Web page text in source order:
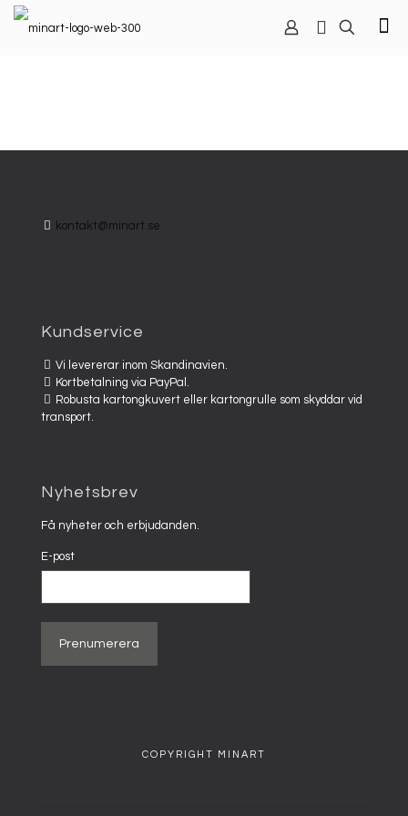
kontakt@minart.se
Kundservice
Vi levererar inom Skandinavien.
Kortbetalning via PayPal.
Robusta kartongkuvert eller kartongrulle som skyddar vid
transport.
Nyhetsbrev
Få nyheter och erbjudanden.
E-post
COPYRIGHT MINART